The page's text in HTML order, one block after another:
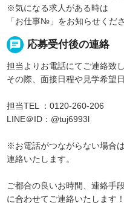
※気になる求人がある時は
「お仕事№」をお知らせくださ
chat 応募受付後の連絡
担当よりお電話にてご連絡致し
その際、面接日程や見学希望
担当TEL ：0120-260-206
LINE＠ID：@tuj6993l
※お電話がつながらない場合
連絡いたします。
ご都合の良いお時間、連絡手
に合わせてご連絡いたします！